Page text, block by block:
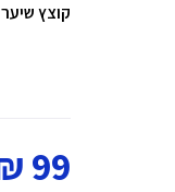
קוצץ שיער 3 ראשים מתחלפים NE7000 מבית Remington.
99 ₪